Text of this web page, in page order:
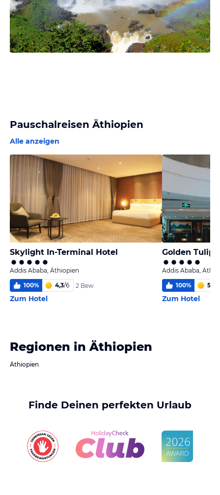
Pauschalreisen Äthiopien
Alle anzeigen
Skylight In-Terminal Hotel
Addis Ababa, Äthiopien
100% 4,3/6 2 Bew.
Zum Hotel
Golden Tulip
Addis Ababa,
100% 5
Zum Hotel
Regionen in Äthiopien
Äthiopien
Finde Deinen perfekten Urlaub